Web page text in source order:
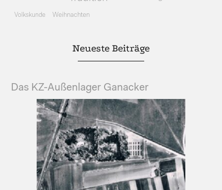
Volkskunde Weihnachten
Neueste Beiträge
Das KZ-Außenlager Ganacker